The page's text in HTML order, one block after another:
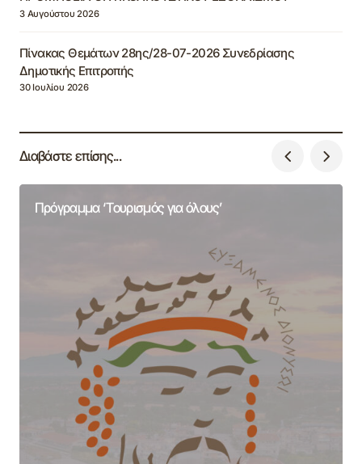
3 Αυγούστου 2026
Πίνακας Θεμάτων 28ης/28-07-2026 Συνεδρίασης
Δημοτικής Επιτροπής
30 Ιουλίου 2026
Διαβάστε επίσης...
Πρόγραμμα ‘Τουρισμός για όλους’